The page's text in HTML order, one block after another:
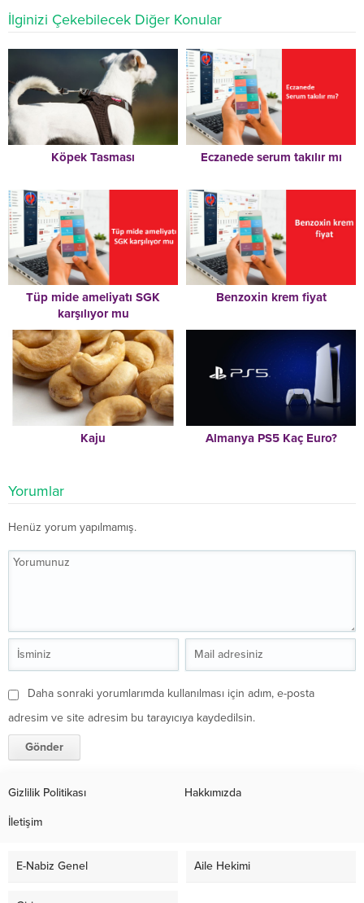
İlginizi Çekebilecek Diğer Konular
Köpek Tasması Eczanede serum takılır mı
Tüp mide ameliyatı SGK
karşılıyor mu
Benzoxin krem fiyat
Kaju Almanya PS5 Kaç Euro?
Yorumlar
Henüz yorum yapılmamış.
Daha sonraki yorumlarımda kullanılması için adım, e-posta
adresim ve site adresim bu tarayıcıya kaydedilsin.
Gizlilik Politikası Hakkımızda
İletişim
E-Nabiz Genel Aile Hekimi